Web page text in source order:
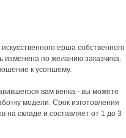
ерша собственного
изменена по желанию заказчика.
к усопшему.
вам венка - вы можете
модели. Срок изготовления
на складе и составляет от 1 до 3